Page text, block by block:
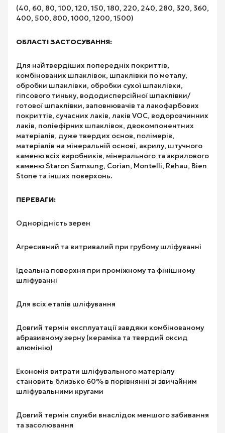
(40, 60, 80, 100, 120, 150, 180, 220, 240, 280, 320, 360,
400, 500, 800, 1000, 1200, 1500)
ОБЛАСТІ ЗАСТОСУВАННЯ:
Для найтвердіших попередніх покриттів,
комбінованих шпаклівок, шпаклівки по металу,
обробки шпаклівки, обробки сухої шпаклівки,
гіпсового тиньку, вододисперсійної шпаклівки/
готової шпаклівки, заповнювачів та лакофарбових
покриттів, сучасних лаків, лаків VOC, водорозчинних
лаків, поліефірних шпаклівок, двокомпонентних
матеріалів, дуже твердих основ, полімерів,
матеріалів на мінеральній основі, акрилу, штучного
каменю всіх виробників, мінерального та акрилового
каменю Staron Samsung, Corian, Montelli, Rehau, Bien
Stone та інших поверхонь.
ПЕРЕВАГИ:
Однорідність зерен
Агресивний та витривалий при грубому шліфуванні
Ідеальна поверхня при проміжному та фінішному
шліфуванні
Для всіх етапів шліфування
Довгий термін експлуатації завдяки комбінованому
абразивному зерну (кераміка та твердий оксид
алюмінію)
Економія витрати шліфувального матеріалу
становить близько 60% в порівнянні зі звичайним
шліфувальними кругами
Довгий термін служби внаслідок меншого забивання
та засолювання